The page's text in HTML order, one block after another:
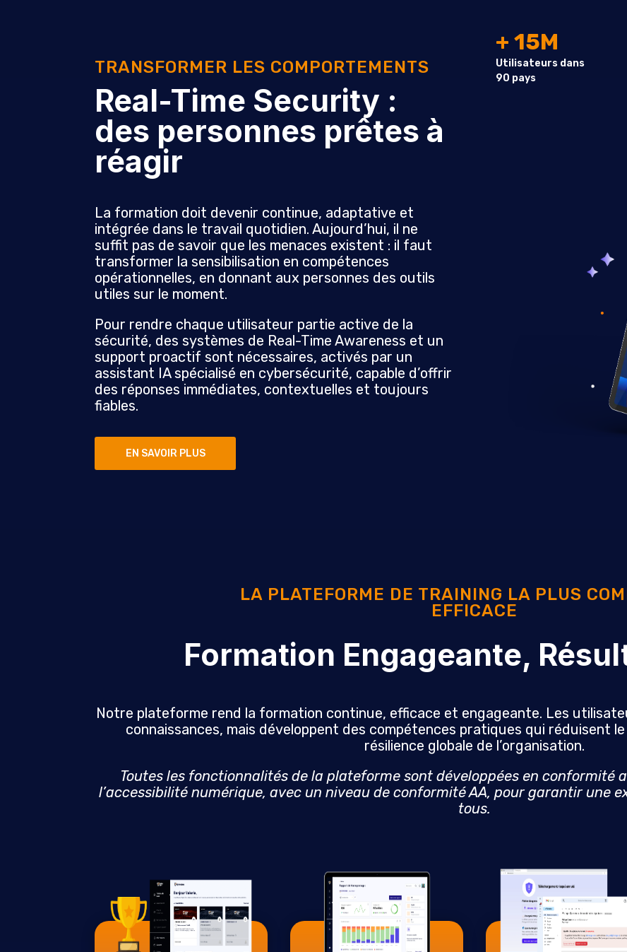
TRANSFORMER LES COMPORTEMENTS
Real-Time Security :
des personnes prêtes à
réagir
La formation doit devenir continue, adaptative et
intégrée dans le travail quotidien. Aujourd’hui, il ne
suffit pas de savoir que les menaces existent : il faut
transformer la sensibilisation en compétences
opérationnelles, en donnant aux personnes des outils
utiles sur le moment.
Pour rendre chaque utilisateur partie active de la
sécurité, des systèmes de Real-Time Awareness et un
support proactif sont nécessaires, activés par un
assistant IA spécialisé en cybersécurité, capable d’offrir
des réponses immédiates, contextuelles et toujours
fiables.
EN SAVOIR PLUS
+ 15M
Utilisateurs dans
90 pays
LA PLATEFORME DE TRAINING LA PLUS
EFFICACE
Formation Engageante,
Notre plateforme rend la formation continue, efficace et engageante. Les
connaissances, mais développent des compétences pratiques qui réduisent
résilience globale de l’organisation.
Toutes les fonctionnalités de la plateforme sont développées en conformité
l’accessibilité numérique, avec un niveau de conformité AA, pour garantir une
tous.